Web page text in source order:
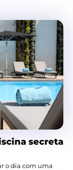
secreta
o dia com uma